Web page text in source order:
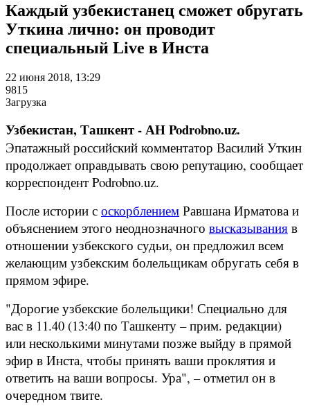
Каждый узбекистанец сможет обругать
Уткина лично: он проводит
специальный Live в Инста
22 июня 2018, 13:29
9815
Загрузка
Узбекистан, Ташкент - АН Podrobno.uz.
Эпатажный российский комментатор Василий Уткин
продолжает оправдывать свою репутацию, сообщает
корреспондент Podrobno.uz.
После истории с оскорблением Равшана Ирматова и
объяснением этого неоднозначного высказывания в
отношении узбекского судьи, он предложил всем
желающим узбекским болельщикам обругать себя в
прямом эфире.
"Дорогие узбекские болельщики! Специально для
вас в 11.40 (13:40 по Ташкенту – прим. редакции)
или несколькими минутами позже выйду в прямой
эфир в Инста, чтобы принять ваши проклятия и
ответить на ваши вопросы. Ура", – отметил он в
очередном твите.